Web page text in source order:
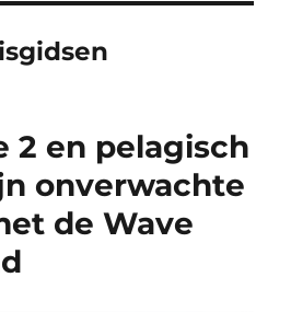
2 en pelagisch
onverwachte
de Wave